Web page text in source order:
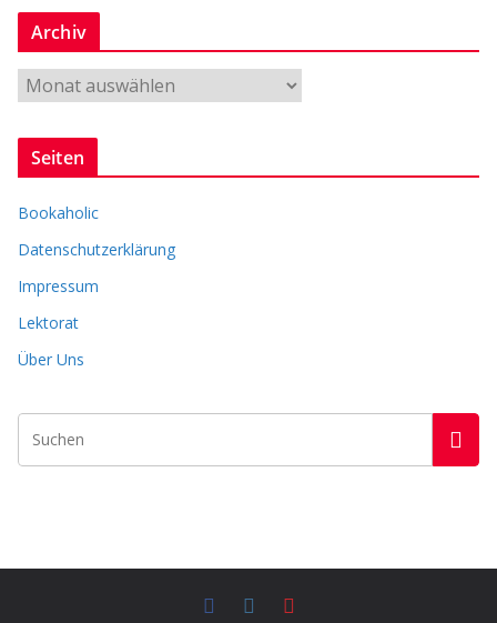
n
e
Archiv
c
v
Seiten
Bookaholic
Datenschutzerklärung
Impressum
Lektorat
Über Uns